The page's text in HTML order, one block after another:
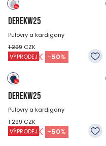
DEREKW25
Pulovry a kardigany
1 299 CZK
649CZK -50%
VÝPRODEJ
DEREKW25
Pulovry a kardigany
1 299 CZK
649CZK -50%
VÝPRODEJ